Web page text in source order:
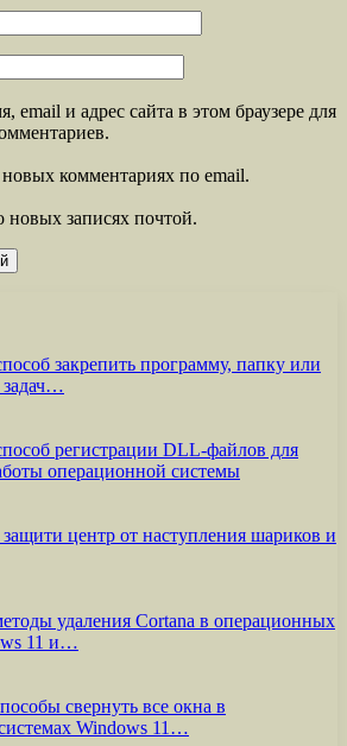
email и адрес сайта в этом браузере для
комментариях по email.
новых записях почтой.
закрепить программу, папку или
регистрации DLL-файлов для
операционной системы
центр от наступления шариков и
удаления Cortana в операционных
11 и…
свернуть все окна в
Windows 11…